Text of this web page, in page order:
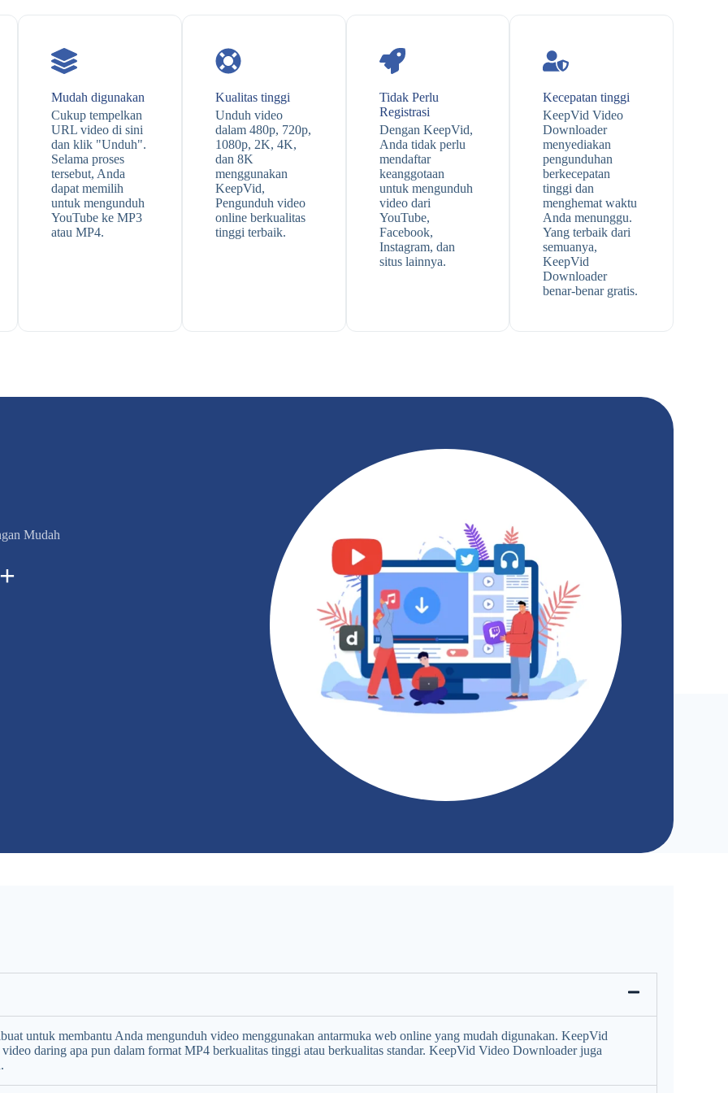
Mudah digunakan
Cukup tempelkan
URL video di sini
dan klik "Unduh".
Selama proses
tersebut, Anda
dapat memilih
untuk mengunduh
YouTube ke MP3
atau MP4.
Kualitas tinggi
Unduh video
dalam 480p, 720p,
1080p, 2K, 4K,
dan 8K
menggunakan
KeepVid,
Pengunduh video
online berkualitas
tinggi terbaik.
Tidak Perlu
Registrasi
Dengan KeepVid,
Anda tidak perlu
mendaftar
keanggotaan
untuk mengunduh
video dari
YouTube,
Facebook,
Instagram, dan
situs lainnya.
Kecepatan tinggi
KeepVid Video
Downloader
menyediakan
pengunduhan
berkecepatan
tinggi dan
menghemat waktu
Anda menunggu.
Yang terbaik dari
semuanya,
KeepVid
Downloader
benar-benar gratis.
Mudah
+
untuk membantu Anda mengunduh video menggunakan antarmuka web online yang mudah digunakan. KeepVid
daring apa pun dalam format MP4 berkualitas tinggi atau berkualitas standar. KeepVid Video Downloader juga